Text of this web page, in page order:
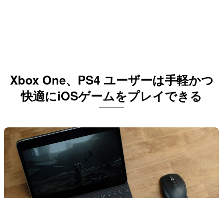
Xbox One、PS4 ユーザーは手軽かつ
快適にiOSゲームをプレイできる